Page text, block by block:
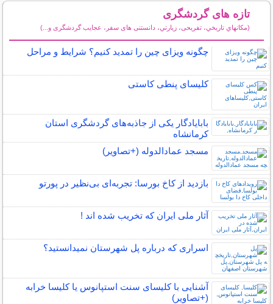
تازه های گردشگری
(مكانهاي تاريخي، تفریحی، زيارتي، دانستنی های سفر، عجایب گردشگری و...)
چگونه ویزای چین را تمدید کنیم؟ شرایط و مراحل
کلیسای پنطی کاستی
بابایادگار یکی از جاذبه‌های گردشگری استان
کرمانشاه
مسجد عمادالدوله (+تصاویر)
بازدید از کاخ بورسا: تجربه‌ای بی‌نظیر در پورتو
آثار ملی ایران که تخریب شده اند !
اسراری که درباره پل شهرستان نمیدانستید؟
آشنایی با کلیسای سنت استپانوس یا کلیسا خرابه
(+تصاویر)